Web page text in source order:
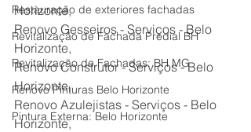
Restauração de exteriores fachadas
Revitalização de Fachada Predial BH
Revitalização de Fachadas: BH MG
Renovo Pinturas Belo Horizonte
Pintura Externa: Belo Horizonte
Horizonte,
Renovo Gesseiros - Serviços - Belo
Horizonte,
Renovo Construtor - Serviços - Belo
Horizonte,
Renovo Azulejistas - Serviços - Belo
Horizonte,